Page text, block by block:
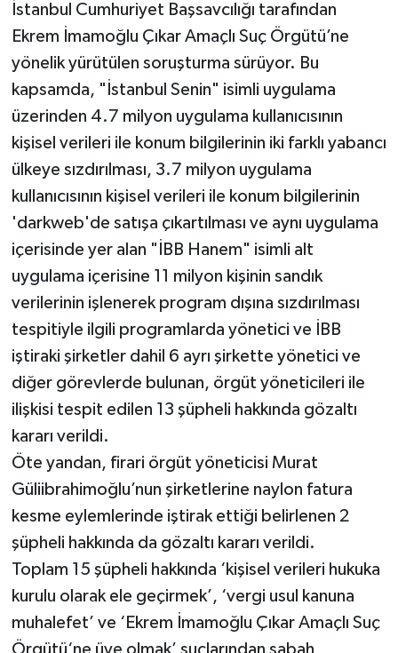
İstanbul Cumhuriyet Başsavcılığı tarafından
Ekrem İmamoğlu Çıkar Amaçlı Suç Örgütü’ne
yönelik yürütülen soruşturma sürüyor. Bu
kapsamda, "İstanbul Senin" isimli uygulama
üzerinden 4.7 milyon uygulama kullanıcısının
kişisel verileri ile konum bilgilerinin iki farklı yabancı
ülkeye sızdırılması, 3.7 milyon uygulama
kullanıcısının kişisel verileri ile konum bilgilerinin
'darkweb'de satışa çıkartılması ve aynı uygulama
içerisinde yer alan "İBB Hanem" isimli alt
uygulama içerisine 11 milyon kişinin sandık
verilerinin işlenerek program dışına sızdırılması
tespitiyle ilgili programlarda yönetici ve İBB
iştiraki şirketler dahil 6 ayrı şirkette yönetici ve
diğer görevlerde bulunan, örgüt yöneticileri ile
ilişkisi tespit edilen 13 şüpheli hakkında gözaltı
kararı verildi.
Öte yandan, firari örgüt yöneticisi Murat
Güliibrahimoğlu’nun şirketlerine naylon fatura
kesme eylemlerinde iştirak ettiği belirlenen 2
şüpheli hakkında da gözaltı kararı verildi.
Toplam 15 şüpheli hakkında ‘kişisel verileri hukuka
kurulu olarak ele geçirmek’, ‘vergi usul kanuna
muhalefet’ ve ‘Ekrem İmamoğlu Çıkar Amaçlı Suç